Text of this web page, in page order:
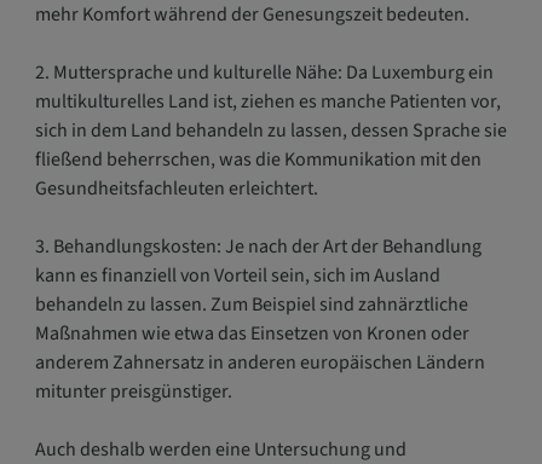
mehr Komfort während der Genesungszeit bedeuten.
2. Muttersprache und kulturelle Nähe: Da Luxemburg ein
multikulturelles Land ist, ziehen es manche Patienten vor,
sich in dem Land behandeln zu lassen, dessen Sprache sie
fließend beherrschen, was die Kommunikation mit den
Gesundheitsfachleuten erleichtert.
3. Behandlungskosten: Je nach der Art der Behandlung
kann es finanziell von Vorteil sein, sich im Ausland
behandeln zu lassen. Zum Beispiel sind zahnärztliche
Maßnahmen wie etwa das Einsetzen von Kronen oder
anderem Zahnersatz in anderen europäischen Ländern
mitunter preisgünstiger.
Auch deshalb werden eine Untersuchung und